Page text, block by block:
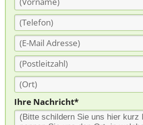
Ihre Nachricht*